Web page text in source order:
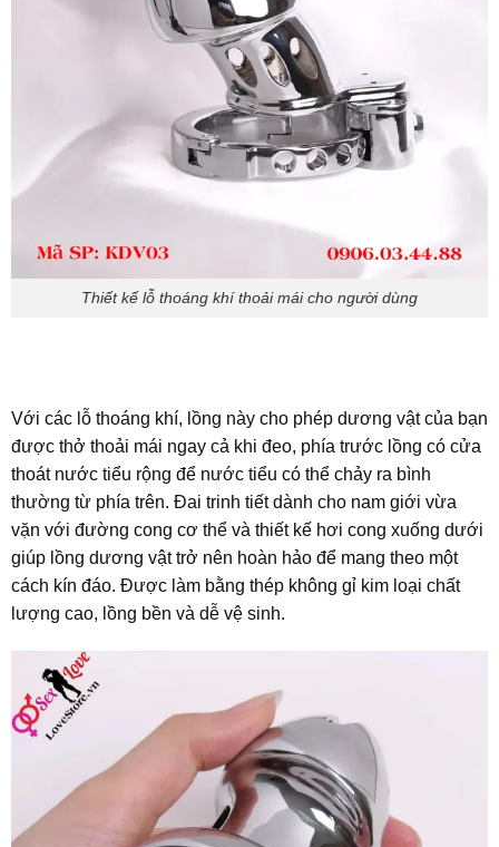
Thiết kế lỗ thoáng khí thoải mái cho người dùng
Với các lỗ thoáng khí, lồng này cho phép dương vật của bạn
được thở thoải mái ngay cả khi đeo, phía trước lồng có cửa
thoát nước tiểu rộng để nước tiểu có thể chảy ra bình
thường từ phía trên. Đai trinh tiết dành cho nam giới vừa
vặn với đường cong cơ thể và thiết kế hơi cong xuống dưới
giúp lồng dương vật trở nên hoàn hảo để mang theo một
cách kín đáo. Được làm bằng thép không gỉ kim loại chất
lượng cao, lồng bền và dễ vệ sinh.